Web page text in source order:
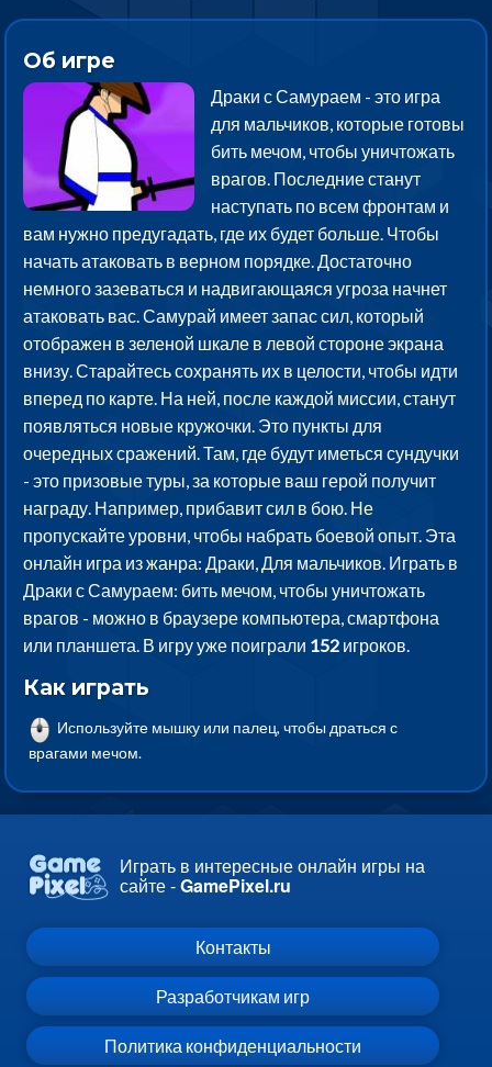
Об игре
Драки с Самураем - это игра
для мальчиков, которые готовы
бить мечом, чтобы уничтожать
врагов. Последние станут
наступать по всем фронтам и
вам нужно предугадать, где их будет больше. Чтобы
начать атаковать в верном порядке. Достаточно
немного зазеваться и надвигающаяся угроза начнет
атаковать вас. Самурай имеет запас сил, который
отображен в зеленой шкале в левой стороне экрана
внизу. Старайтесь сохранять их в целости, чтобы идти
вперед по карте. На ней, после каждой миссии, станут
появляться новые кружочки. Это пункты для
очередных сражений. Там, где будут иметься сундучки
- это призовые туры, за которые ваш герой получит
награду. Например, прибавит сил в бою. Не
пропускайте уровни, чтобы набрать боевой опыт. Эта
онлайн игра из жанра: Драки, Для мальчиков. Играть в
Драки с Самураем: бить мечом, чтобы уничтожать
врагов - можно в браузере компьютера, смартфона
или планшета. В игру уже поиграли 152 игроков.
Как играть
Используйте мышку или палец, чтобы драться с
врагами мечом.
Играть в интересные онлайн игры на
сайте -GamePixel.ru
Контакты
Разработчикам игр
Политика конфиденциальности